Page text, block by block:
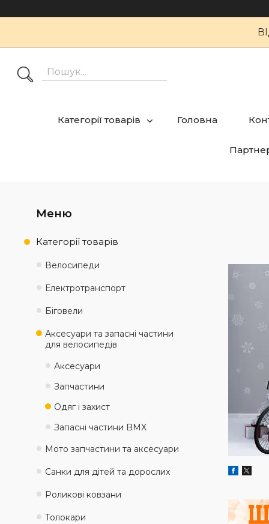
Категорії товарів Головна
Категорії товарів
Велосипеди
Електротранспорт
Біговели
Аксесуари та запасні частини
для велосипедів
Аксесуари
Запчастини
Одяг і захист
Запасні частини BMX
Мото запчастини та аксесуари
Санки для дітей та дорослих
Роликові ковзани
Толокари